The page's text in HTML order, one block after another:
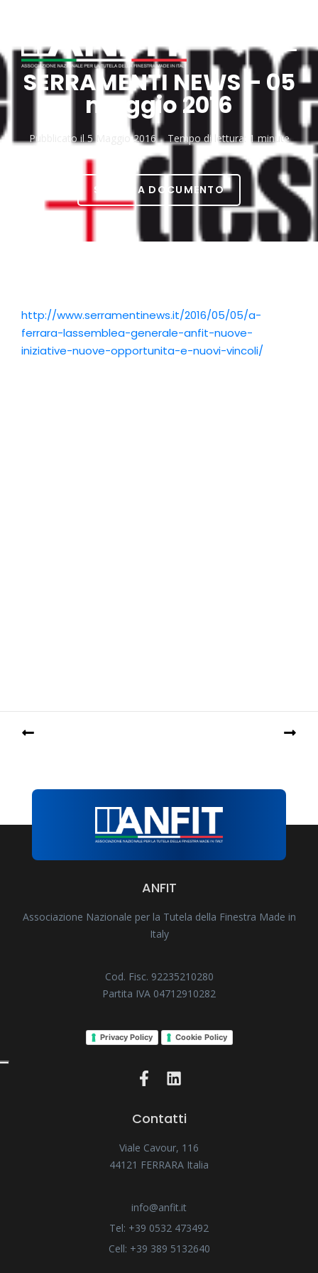
SERRAMENTI NEWS – 05
maggio 2016
Pubblicato il5 Maggio 2016 Tempo di lettura: 1 minute
SCARICA DOCUMENTO
http://www.serramentinews.it/2016/05/05/a-
ferrara-lassemblea-generale-anfit-nuove-
iniziative-nuove-opportunita-e-nuovi-vincoli/
ANFIT
Associazione Nazionale per la Tutela della Finestra Made in
Italy
Cod. Fisc. 92235210280
Partita IVA 04712910282
Privacy Policy Cookie Policy
Contatti
Viale Cavour, 116
44121 FERRARA Italia
info@anfit.it
Tel: +39 0532 473492
Cell: +39 389 5132640